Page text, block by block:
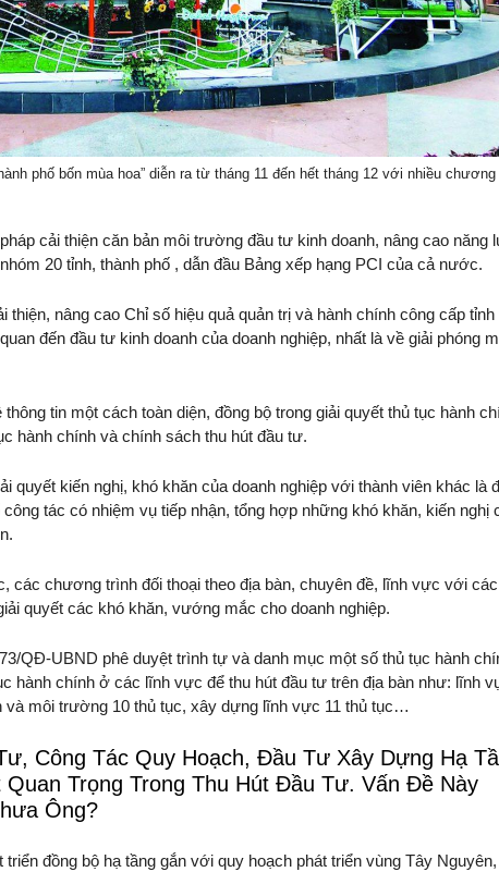
phố bốn mùa hoa” diễn ra từ tháng 11 đến hết tháng 12 với nhiều chương
cải thiện căn bản môi trường đầu tư kinh doanh, nâng cao năng
20 tỉnh, thành phố , dẫn đầu Bảng xếp hạng PCI của cả nước.
nâng cao Chỉ số hiệu quả quản trị và hành chính công cấp tỉnh
đến đầu tư kinh doanh của doanh nghiệp, nhất là về giải phóng
tin một cách toàn diện, đồng bộ trong giải quyết thủ tục hành
hành chính và chính sách thu hút đầu tư.
quyết kiến nghị, khó khăn của doanh nghiệp với thành viên khác là
tác có nhiệm vụ tiếp nhận, tổng hợp những khó khăn, kiến nghị
các chương trình đối thoại theo địa bàn, chuyên đề, lĩnh vực với các
quyết các khó khăn, vướng mắc cho doanh nghiệp.
QĐ-UBND phê duyệt trình tự và danh mục một số thủ tục hành
hành chính ở các lĩnh vực để thu hút đầu tư trên địa bàn như: lĩnh
môi trường 10 thủ tục, xây dựng lĩnh vực 11 thủ tục…
Công Tác Quy Hoạch, Đầu Tư Xây Dựng Hạ
Trọng Trong Thu Hút Đầu Tư. Vấn Đề Này
Ông?
đồng bộ hạ tầng gắn với quy hoạch phát triển vùng Tây Nguyên,